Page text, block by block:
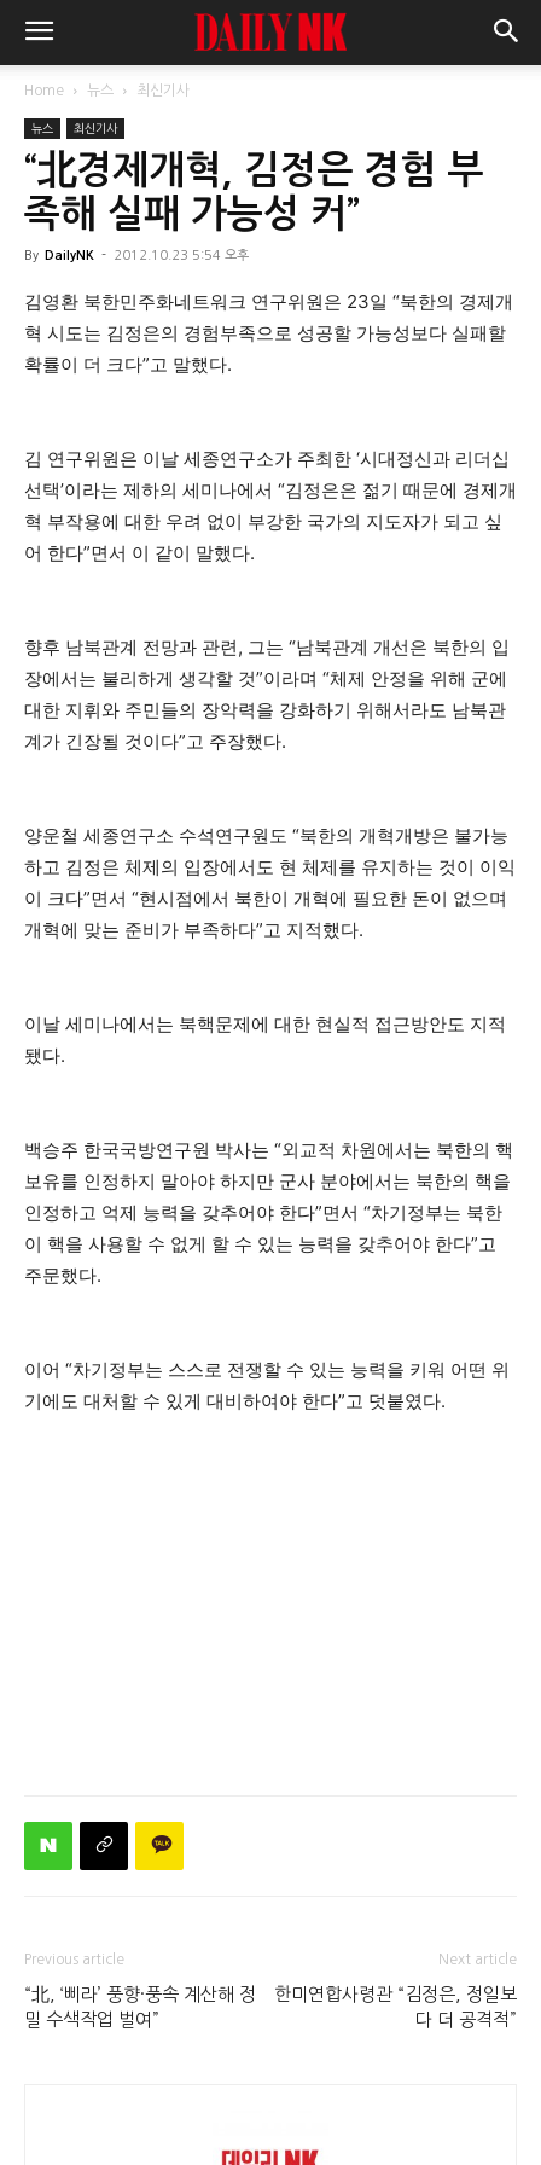
Home 뉴스 최신기사
뉴스 최신기사
“北경제개혁, 김정은 경험 부
족해 실패 가능성 커”
By DailyNK - 2012.10.23 5:54 오후
김영환 북한민주화네트워크 연구위원은 23일 “북한의 경제개
혁 시도는 김정은의 경험부족으로 성공할 가능성보다 실패할
확률이 더 크다”고 말했다.
김 연구위원은 이날 세종연구소가 주최한 ‘시대정신과 리더십
선택’이라는 제하의 세미나에서 “김정은은 젊기 때문에 경제개
혁 부작용에 대한 우려 없이 부강한 국가의 지도자가 되고 싶
어 한다”면서 이 같이 말했다.
향후 남북관계 전망과 관련, 그는 “남북관계 개선은 북한의 입
장에서는 불리하게 생각할 것”이라며 “체제 안정을 위해 군에
대한 지휘와 주민들의 장악력을 강화하기 위해서라도 남북관
계가 긴장될 것이다”고 주장했다.
양운철 세종연구소 수석연구원도 “북한의 개혁개방은 불가능
하고 김정은 체제의 입장에서도 현 체제를 유지하는 것이 이익
이 크다”면서 “현시점에서 북한이 개혁에 필요한 돈이 없으며
개혁에 맞는 준비가 부족하다”고 지적했다.
이날 세미나에서는 북핵문제에 대한 현실적 접근방안도 지적
됐다.
백승주 한국국방연구원 박사는 “외교적 차원에서는 북한의 핵
보유를 인정하지 말아야 하지만 군사 분야에서는 북한의 핵을
인정하고 억제 능력을 갖추어야 한다”면서 “차기정부는 북한
이 핵을 사용할 수 없게 할 수 있는 능력을 갖추어야 한다”고
주문했다.
이어 “차기정부는 스스로 전쟁할 수 있는 능력을 키워 어떤 위
기에도 대처할 수 있게 대비하여야 한다”고 덧붙였다.
Previous article
“北, ‘삐라’ 풍향·풍속 계산해 정
밀 수색작업 벌여”
Next article
한미연합사령관 “김정은, 정일보
다 더 공격적”